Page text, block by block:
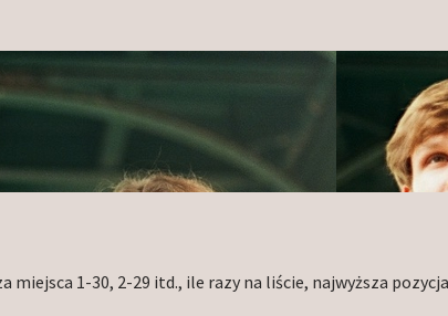
miejsca 1-30, 2-29 itd., ile razy na liście, najwyższa